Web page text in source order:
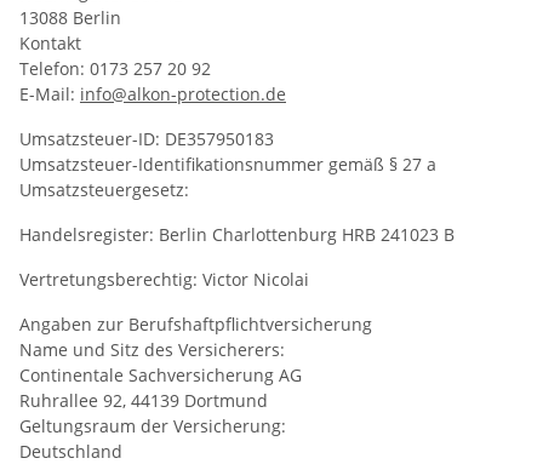
13088 Berlin
Kontakt
Telefon: 0173 257 20 92
E-Mail: info@alkon-protection.de
Umsatzsteuer-ID: DE357950183
Umsatzsteuer-Identifikationsnummer gemäß § 27 a
Umsatzsteuergesetz:
Handelsregister: Berlin Charlottenburg HRB 241023 B
Vertretungsberechtig: Victor Nicolai
Angaben zur Berufshaftpflichtversicherung
Name und Sitz des Versicherers:
Continentale Sachversicherung AG
Ruhrallee 92, 44139 Dortmund
Geltungsraum der Versicherung:
Deutschland